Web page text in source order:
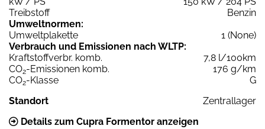
Treibstoff
Benzin
Umweltnormen:
Umweltplakette
1 (None)
Verbrauch und Emissionen nach WLTP:
Kraftstoffverbr. komb.
7,8 l/100km
CO2-Emissionen komb.
176 g/km
CO2-Klasse
G
Standort
Zentrallager
Details zum Cupra Formentor anzeigen